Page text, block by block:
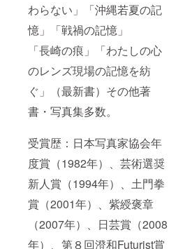
わらない」「沖縄若夏の記
憶」「戦禍の記憶」
「長崎の痕」「わたしの心
のレンズ現場の記憶を紡
ぐ」（最新書）その他著
書・写真集多数。
受賞歴：日本写真家協会年
度賞（1982年）、芸術選奨
新人賞（1994年）、土門拳
賞（2001年）、紫綬褒章
（2007年）、日芸賞（2008
年）、第８回澄和Futurist賞